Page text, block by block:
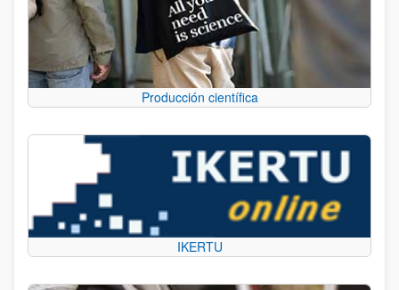
Producción científica
IKERTU